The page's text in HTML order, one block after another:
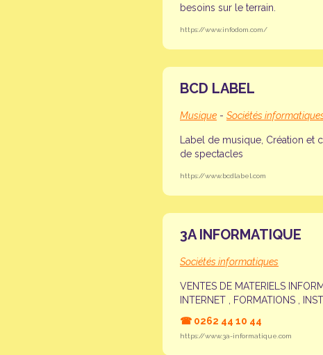
besoins sur le terrain.
https://www.infodom.com/
BCD LABEL
Musique - Sociétés
Label de musique, Création
de spectacles
https://www.bcdlabel.com
3A INFORMATIQUE
Sociétés informatiques
VENTES DE MATERIELS
INTERNET , FORMATIONS ,
☎ 0262 44 10 44
https://www.3a-informatique.com